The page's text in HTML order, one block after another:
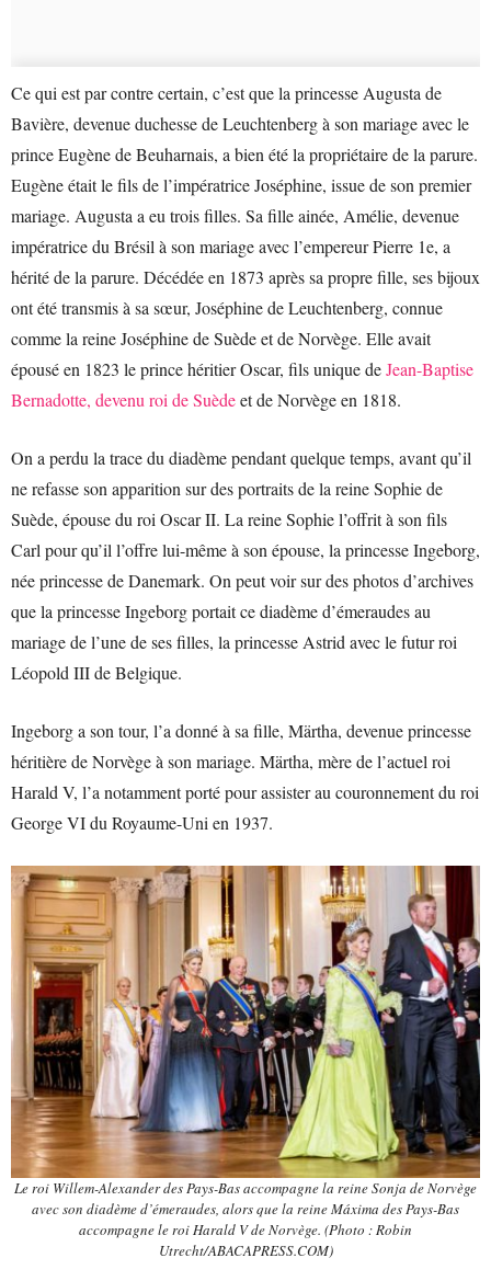
Ce qui est par contre certain, c’est que la princesse Augusta de
Bavière, devenue duchesse de Leuchtenberg à son mariage avec le
prince Eugène de Beuharnais, a bien été la propriétaire de la parure.
Eugène était le fils de l’impératrice Joséphine, issue de son premier
mariage. Augusta a eu trois filles. Sa fille ainée, Amélie, devenue
impératrice du Brésil à son mariage avec l’empereur Pierre 1e, a
hérité de la parure. Décédée en 1873 après sa propre fille, ses bijoux
ont été transmis à sa sœur, Joséphine de Leuchtenberg, connue
comme la reine Joséphine de Suède et de Norvège. Elle avait
épousé en 1823 le prince héritier Oscar, fils unique deJean-Baptise
Bernadotte, devenu roi de Suèdeet de Norvège en 1818.
On a perdu la trace du diadème pendant quelque temps, avant qu’il
ne refasse son apparition sur des portraits de la reine Sophie de
Suède, épouse du roi Oscar II. La reine Sophie l’offrit à son fils
Carl pour qu’il l’offre lui-même à son épouse, la princesse Ingeborg,
née princesse de Danemark. On peut voir sur des photos d’archives
que la princesse Ingeborg portait ce diadème d’émeraudes au
mariage de l’une de ses filles, la princesse Astrid avec le futur roi
Léopold III de Belgique.
Ingeborg a son tour, l’a donné à sa fille, Märtha, devenue princesse
héritière de Norvège à son mariage. Märtha, mère de l’actuel roi
Harald V, l’a notamment porté pour assister au couronnement du roi
George VI du Royaume-Uni en 1937.
Le roi Willem-Alexander des Pays-Bas accompagne la reine Sonja de Norvège
avec son diadème d’émeraudes, alors que la reine Máxima des Pays-Bas
accompagne le roi Harald V de Norvège. (Photo : Robin
Utrecht/ABACAPRESS.COM)